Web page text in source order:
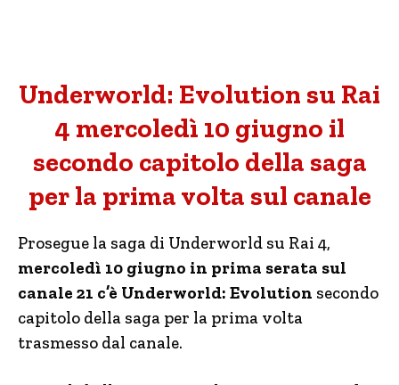
Underworld: Evolution su Rai
4 mercoledì 10 giugno il
secondo capitolo della saga
per la prima volta sul canale
Prosegue la saga di Underworld su Rai 4,
mercoledì 10 giugno in prima serata sul
canale 21 c’è Underworld: Evolution secondo
capitolo della saga per la prima volta
trasmesso dal canale.